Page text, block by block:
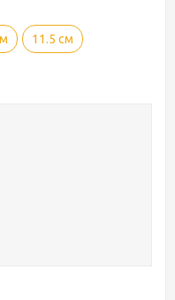
11.5 см